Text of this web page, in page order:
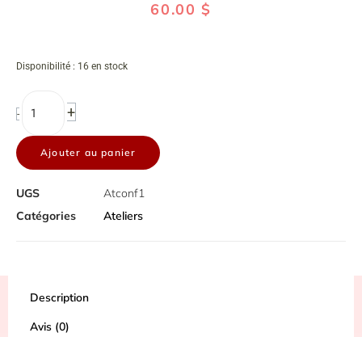
60.00 $
Disponibilité : 16 en stock
-
quantité
Conférence
Du
pâturage
aux
+
Ajouter au panier
UGS
Atconf1
Catégories
Ateliers
Description
Avis (0)